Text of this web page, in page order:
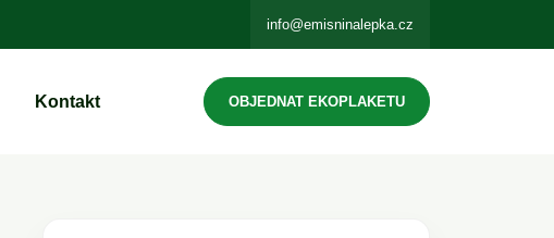
info@emisninalepka.cz
Kontakt OBJEDNAT EKOPLAKETU